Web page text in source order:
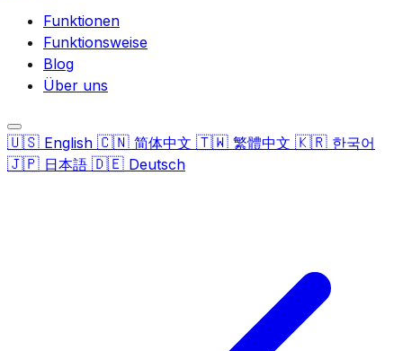
Funktionen
Funktionsweise
Blog
Über uns
🇺🇸 English 🇨🇳 简体中文 🇹🇼 繁體中文 🇰🇷 한국어
🇯🇵 日本語 🇩🇪 Deutsch